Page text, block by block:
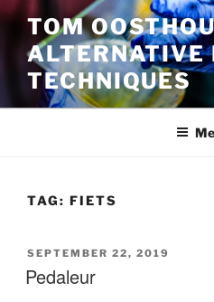
Ga
inhoud
TOM
ALTERNATIVE
TECHNIQUES
TAG: FIETS
GEPLAATST
OP
SEPTEMBER 22, 2019
Pedaleur